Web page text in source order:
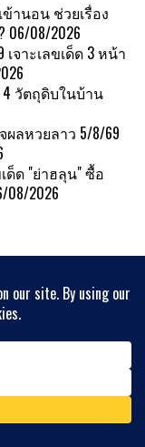
านอน ช่วยเรื่อง
06/08/2026
จาะเลขเด็ด 3 หน้า
วัตถุดิบในบ้าน
ลหวยลาว 5/8/69
ด็ด "ย่าฮลุน" ซื้อ
08/2026